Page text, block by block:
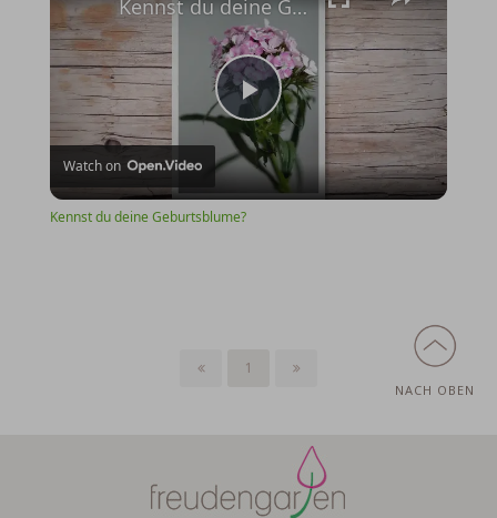
Play
Video
Kennst du deine Geburtsblume?
Watch on
Kennst du deine Geburtsblume?
1
NACH OBEN